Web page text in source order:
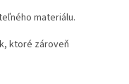
materiálu.
ktoré zároveň